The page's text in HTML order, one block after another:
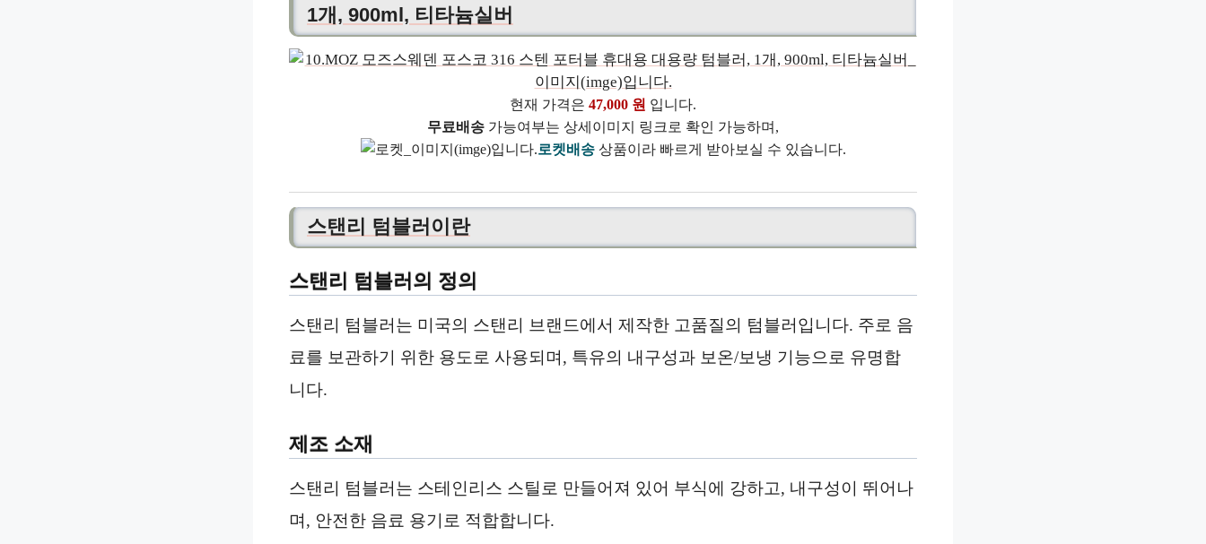
1개, 900ml, 티타늄실버
현재 가격은 47,000 원 입니다.
무료배송 가능여부는 상세이미지 링크로 확인 가능하며,
로켓배송상품이라 빠르게 받아보실 수 있습니다.
스탠리 텀블러이란
스탠리 텀블러의 정의
스탠리 텀블러는 미국의 스탠리 브랜드에서 제작한 고품질의 텀블러입니다. 주로 음
료를 보관하기 위한 용도로 사용되며, 특유의 내구성과 보온/보냉 기능으로 유명합
니다.
제조 소재
스탠리 텀블러는 스테인리스 스틸로 만들어져 있어 부식에 강하고, 내구성이 뛰어나
며, 안전한 음료 용기로 적합합니다.